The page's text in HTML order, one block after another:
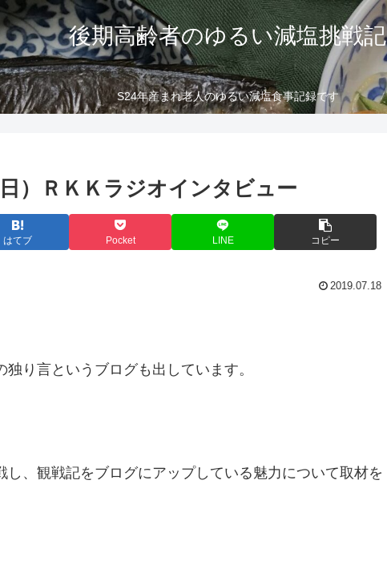
後期高齢者のゆるい減塩挑戦記
S24年産まれ老人のゆるい減塩食事記録です
）ＲＫＫラジオインタビュー
はてブ Pocket LINE コピー
2019.07.18
り言というブログも出しています。
、観戦記をブログにアップしている魅力について取材を